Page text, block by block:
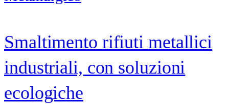
Smaltimento rifiuti metallici
industriali, con soluzioni
ecologiche